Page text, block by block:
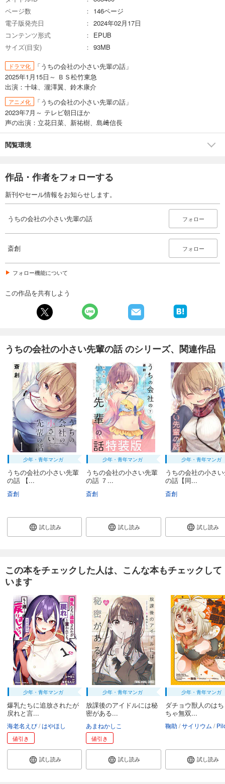
ページ数
146ページ
電子版発売日
2024年02月17日
コンテンツ形式
EPUB
サイズ(目安)
93MB
ドラマ化
「うちの会社の小さい先輩の話」
2025年1月15日～ ＢＳ松竹東急
出演：十味、瀧澤翼、鈴木康介
アニメ化
「うちの会社の小さい先輩の話」
2023年7月～ テレビ朝日ほか
声の出演：立花日菜、新祐樹、島﨑信長
閲覧環境
作品・作者をフォローする
新刊やセール情報をお知らせします。
うちの会社の小さい先輩の話 フォロー
斎創 フォロー
フォロー機能について
この作品を共有しよう
うちの会社の小さい先輩の話 のシリーズ、関連作品
少年・青年マンガ
うちの会社の小さい先輩
の話 【...
斎創
試し読み
少年・青年マンガ
うちの会社の小さい先輩
の話 ７...
斎創
試し読み
少年・青年マンガ
うちの会社の小さ
の話【同...
斎創
試し読み
この本をチェックした人は、こんな本もチェックして
います
少年・青年マンガ
爆乳たちに追放されたが
戻れと言...
海老名えび はやほし
値引き
試し読み
少年・青年マンガ
放課後のアイドルには秘
密がある...
あまねかしこ
値引き
試し読み
少年・青年マンガ
ダチョウ獣人のは
ちゃ無双...
鞠助 サイリウム
試し読み